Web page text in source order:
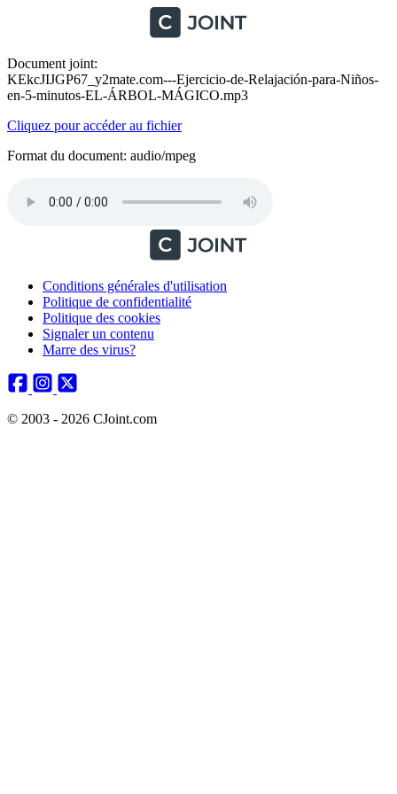
Document joint:
KEkcJIJGP67_y2mate.com---Ejercicio-de-Relajación-para-Niños-
en-5-minutos-EL-ÁRBOL-MÁGICO.mp3
Cliquez pour accéder au fichier
Format du document: audio/mpeg
Conditions générales d'utilisation
Politique de confidentialité
Politique des cookies
Signaler un contenu
Marre des virus?
© 2003 - 2026 CJoint.com